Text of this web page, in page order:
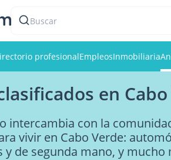
Buscar
profesionalEmpleosInmobiliaria
en
intercambia con la
vivir en Cabo Verde:
y de segunda mano, y mucho